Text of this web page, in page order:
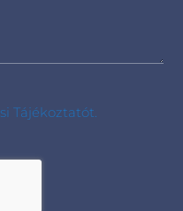
Tájékoztatót.